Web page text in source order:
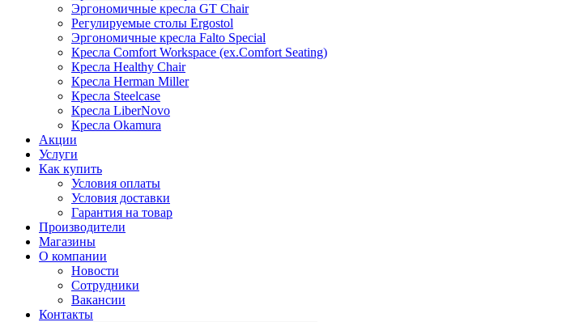
Эргономичные кресла GT Chair
Регулируемые столы Ergostol
Эргономичные кресла Falto Special
Кресла Comfort Workspace (ex.Comfort Seating)
Кресла Healthy Chair
Кресла Herman Miller
Кресла Steelcase
Кресла LiberNovo
Кресла Okamura
Акции
Услуги
Как купить
Условия оплаты
Условия доставки
Гарантия на товар
Производители
Магазины
О компании
Новости
Сотрудники
Вакансии
Контакты